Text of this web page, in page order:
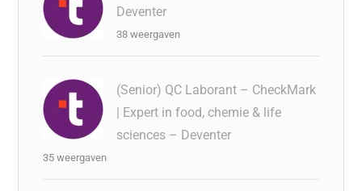
Deventer
38 weergaven
(Senior) QC Laborant – CheckMark
| Expert in food, chemie & life
sciences – Deventer
35 weergaven